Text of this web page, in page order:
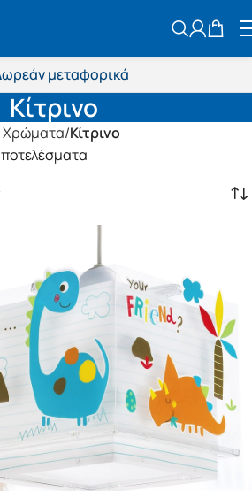
μέχρι τις 25 Αυγούστου
μεταφορικά
αποστολή
Άμεση παράδοση
μέχρι τις 25 Αυγούστου
μεταφορικά
Κίτρινο
Χρώματα/Κίτρινο